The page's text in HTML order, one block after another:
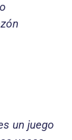
un juego